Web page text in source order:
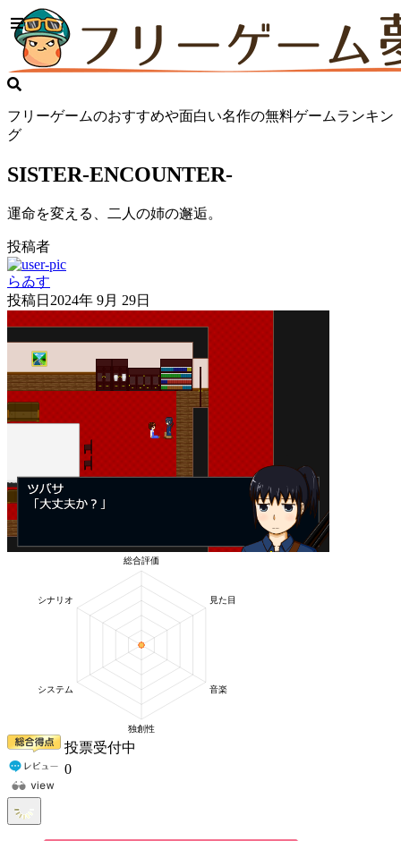
フリーゲームのおすすめや面白い名作の無料ゲームランキン
グ
SISTER-ENCOUNTER-
運命を変える、二人の姉の邂逅。
投稿者
らゐす
投稿日 2024年 9月 29日
投票受付中
0